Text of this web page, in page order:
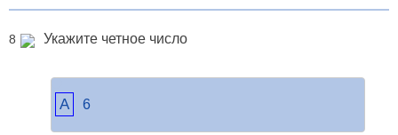
8 Укажите четное число
A 6